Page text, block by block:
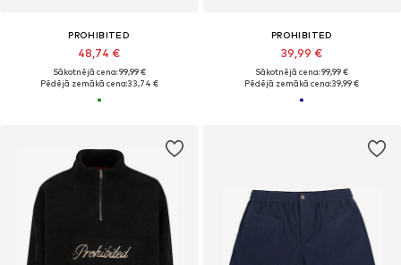
PROHIBITED
48,74 €
Sākotnējā cena: 99,99 €
Pēdējā zemākā cena:33,74 €
PROHIBITED
39,99 €
Sākotnējā cena: 99,99 €
Pēdējā zemākā cena:39,99 €